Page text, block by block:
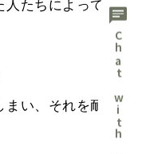
chat
Chat with us